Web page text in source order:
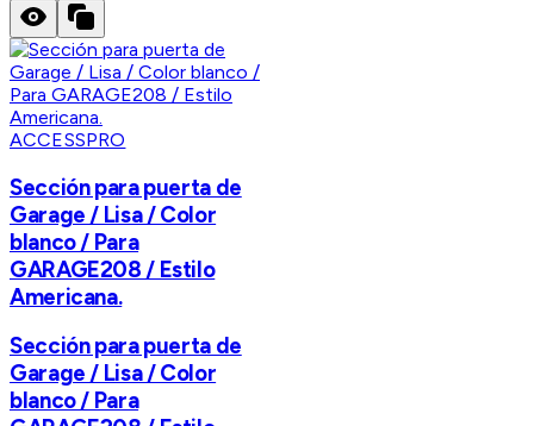
ACCESSPRO
Sección para puerta de
Garage / Lisa / Color
blanco / Para
GARAGE208 / Estilo
Americana.
Sección para puerta de
Garage / Lisa / Color
blanco / Para